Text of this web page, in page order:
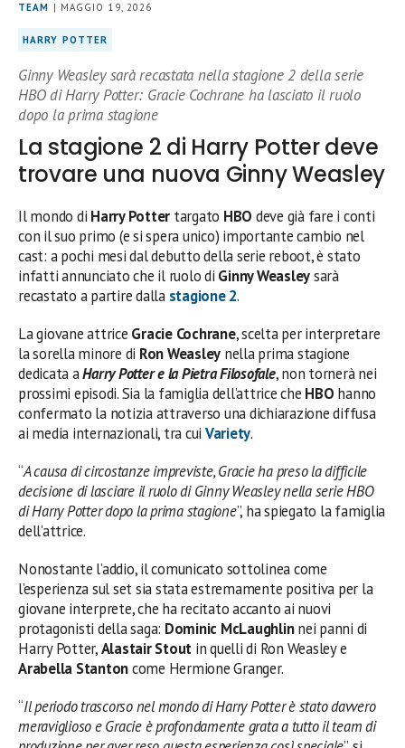
TEAM | MAGGIO 19, 2026
HARRY POTTER
Ginny Weasley sarà recastata nella stagione 2 della serie
HBO di Harry Potter: Gracie Cochrane ha lasciato il ruolo
dopo la prima stagione
La stagione 2 di Harry Potter deve
trovare una nuova Ginny Weasley
Il mondo di Harry Potter targato HBO deve già fare i conti
con il suo primo (e si spera unico) importante cambio nel
cast: a pochi mesi dal debutto della serie reboot, è stato
infatti annunciato che il ruolo di Ginny Weasleysarà
recastato a partire dalla stagione 2.
La giovane attrice Gracie Cochrane, scelta per interpretare
la sorella minore di Ron Weasley nella prima stagione
dedicata aHarry Potter e la Pietra Filosofale, non tornerà nei
prossimi episodi. Sia la famiglia dell’attrice che HBO hanno
confermato la notizia attraverso una dichiarazione diffusa
ai media internazionali, tra cui Variety.
“A causa di circostanze impreviste, Gracie ha preso la difficile
decisione di lasciare il ruolo di Ginny Weasley nella serie HBO
di Harry Potter dopo la prima stagione”, ha spiegato la famiglia
dell’attrice.
Nonostante l’addio, il comunicato sottolinea come
l’esperienza sul set sia stata estremamente positiva per la
giovane interprete, che ha recitato accanto ai nuovi
protagonisti della saga: Dominic McLaughlinnei panni di
Harry Potter,Alastair Stout in quelli di Ron Weasley e
Arabella Stantoncome Hermione Granger.
“Il periodo trascorso nel mondo di Harry Potter è stato davvero
meraviglioso e Gracie è profondamente grata a tutto il team di